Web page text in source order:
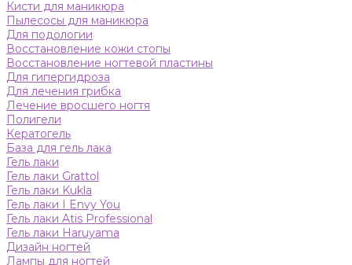
Кисти для маникюра
Пылесосы для маникюра
Для подологии
Восстановление кожи стопы
Восстановление ногтевой пластины
Для гипергидроза
Для лечения грибка
Лечение вросшего ногтя
Полигели
Кератогель
База для гель лака
Гель лаки
Гель лаки Grattol
Гель лаки Kukla
Гель лаки I Envy You
Гель лаки Atis Professional
Гель лаки Haruyama
Дизайн ногтей
Лампы для ногтей